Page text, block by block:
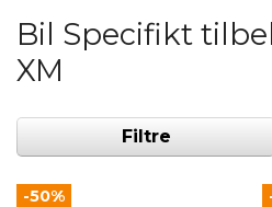
Bil Specifikt
XM
Filtre
-50%